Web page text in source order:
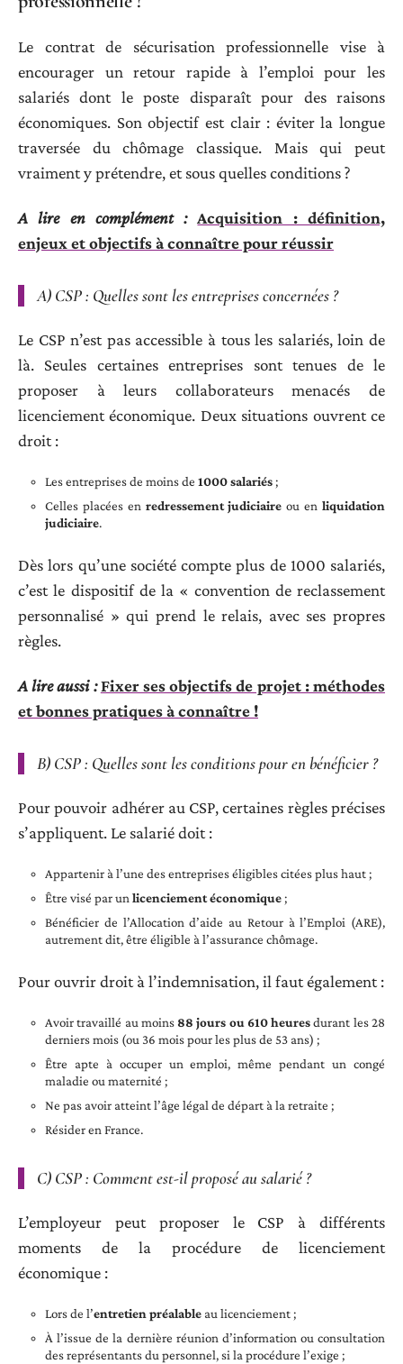
Le contrat de sécurisation professionnelle vise à
encourager un retour rapide à l’emploi pour les
salariés dont le poste disparaît pour des raisons
économiques. Son objectif est clair : éviter la longue
traversée du chômage classique. Mais qui peut
vraiment y prétendre, et sous quelles conditions ?
A lire en complément : Acquisition : définition,
enjeux et objectifs à connaître pour réussir
A) CSP : Quelles sont les entreprises concernées ?
Le CSP n’est pas accessible à tous les salariés, loin de
là. Seules certaines entreprises sont tenues de le
proposer à leurs collaborateurs menacés de
licenciement économique. Deux situations ouvrent ce
droit :
Les entreprises de moins de 1000 salariés;
Celles placées en redressement judiciaire ou enliquidation
judiciaire.
Dès lors qu’une société compte plus de 1000 salariés,
c’est le dispositif de la « convention de reclassement
personnalisé » qui prend le relais, avec ses propres
règles.
A lire aussi : Fixer ses objectifs de projet : méthodes
et bonnes pratiques à connaître !
B) CSP : Quelles sont les conditions pour en bénéficier ?
Pour pouvoir adhérer au CSP, certaines règles précises
s’appliquent. Le salarié doit :
Appartenir à l’une des entreprises éligibles citées plus haut ;
Être visé par un licenciement économique;
Bénéficier de l’Allocation d’aide au Retour à l’Emploi (ARE),
autrement dit, être éligible à l’assurance chômage.
Pour ouvrir droit à l’indemnisation, il faut également :
Avoir travaillé au moins 88 jours ou 610 heuresdurant les 28
derniers mois (ou 36 mois pour les plus de 53 ans) ;
Être apte à occuper un emploi, même pendant un congé
maladie ou maternité ;
Ne pas avoir atteint l’âge légal de départ à la retraite ;
Résider en France.
C) CSP : Comment est-il proposé au salarié ?
L’employeur peut proposer le CSP à différents
moments de la procédure de licenciement
économique :
Lors de l’entretien préalable au licenciement ;
À l’issue de la dernière réunion d’information ou consultation
des représentants du personnel, si la procédure l’exige ;